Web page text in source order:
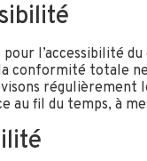
l’accessibilité
conformité totale
régulièrement
au fil du temps, à